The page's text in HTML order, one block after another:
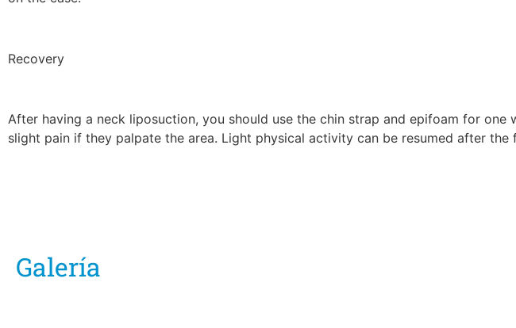
Recovery
After having a neck liposuction, you should use the chin strap and epifoam for
slight pain if they palpate the area. Light physical activity can be resumed after
Galería